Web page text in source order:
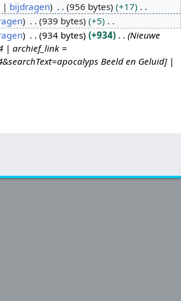
bijdragen 956 bytes
+17
939 bytes
+5
934 bytes +934
Nieuwe
| archief_link =
Beeld en Geluid] |